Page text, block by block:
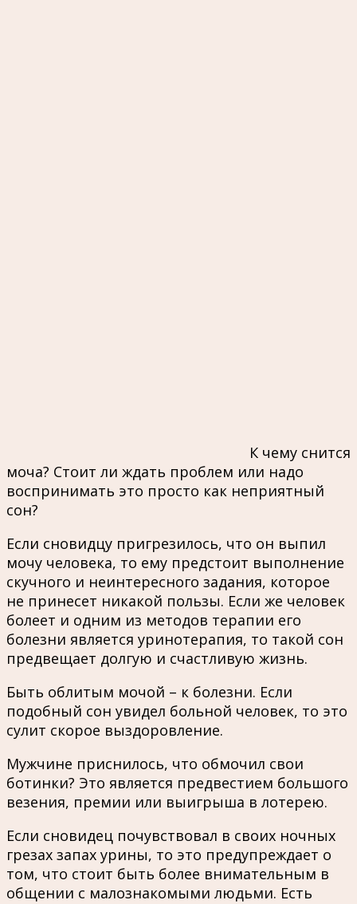
К чему снится
моча? Стоит ли ждать проблем или надо
воспринимать это просто как неприятный
сон?
Если сновидцу пригрезилось, что он выпил
мочу человека, то ему предстоит выполнение
скучного и неинтересного задания, которое
не принесет никакой пользы. Если же человек
болеет и одним из методов терапии его
болезни является уринотерапия, то такой сон
предвещает долгую и счастливую жизнь.
Быть облитым мочой – к болезни. Если
подобный сон увидел больной человек, то это
сулит скорое выздоровление.
Мужчине приснилось, что обмочил свои
ботинки? Это является предвестием большого
везения, премии или выигрыша в лотерею.
Если сновидец почувствовал в своих ночных
грезах запах урины, то это предупреждает о
том, что стоит быть более внимательным в
общении с малознакомыми людьми. Есть